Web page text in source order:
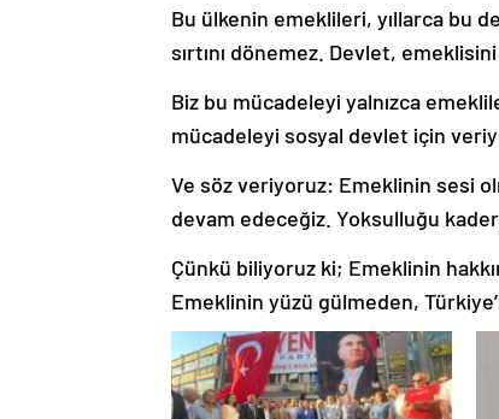
Bu ülkenin emeklileri, yıllarca bu
sırtını dönemez. Devlet,
Biz bu mücadeleyi yalnızca
mücadeleyi sosyal devlet için
Ve söz veriyoruz: Emeklinin sesi
devam edeceğiz. Yoksulluğu
Çünkü biliyoruz ki; Emeklinin
Emeklinin yüzü gülmeden,